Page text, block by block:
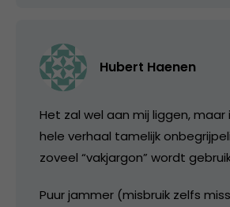
Hubert Haenen
Het zal wel aan mij liggen, maar
hele verhaal tamelijk
zoveel “vakjargon” wordt
Puur jammer (misbruik zelfs